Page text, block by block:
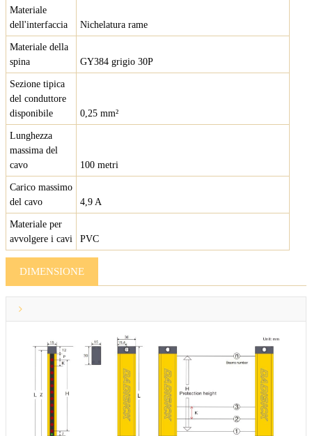
Materiale
dell'interfaccia
Nichelatura rame
Materiale della
spina
GY384 grigio 30P
Sezione tipica
del conduttore
disponibile
0,25 mm²
Lunghezza
massima del
cavo
100 metri
Carico massimo
del cavo
4,9 A
Materiale per
avvolgere i cavi
PVC
DIMENSIONE